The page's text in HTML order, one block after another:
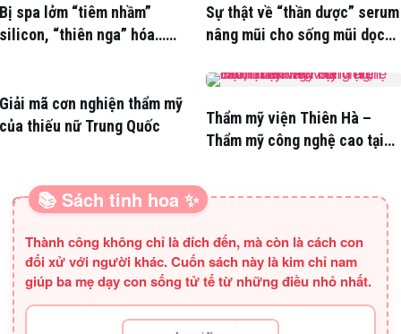
Bị spa lởm “tiêm nhầm”
silicon, “thiên nga” hóa…
Sự thật về “thần dược” serum
nâng mũi cho sống mũi dọc
Giải mã cơn nghiện thẩm mỹ
của thiếu nữ Trung Quốc
Thẩm mỹ viện Thiên Hà –
Thẩm mỹ công nghệ cao tại
SÁCH HAY CHO BA MẸ
📚 Sách tinh hoa ✨
Thành công không chỉ là đích đến, mà còn là cách con
đối xử với người khác. Cuốn sách này là kim chỉ nam
giúp ba mẹ dạy con sống tử tế từ những điều nhỏ nhất.